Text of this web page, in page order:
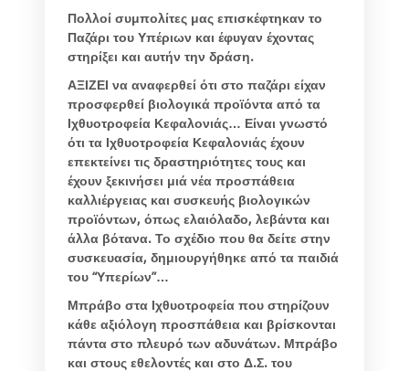
Πολλοί συμπολίτες μας επισκέφτηκαν το
Παζάρι του Υπέριων και έφυγαν έχοντας
στηρίξει και αυτήν την δράση.
ΑΞΙΖΕΙ να αναφερθεί ότι στο παζάρι είχαν
προσφερθεί βιολογικά προϊόντα από τα
Ιχθυοτροφεία Κεφαλονιάς… Είναι γνωστό
ότι τα Ιχθυοτροφεία Κεφαλονιάς έχουν
επεκτείνει τις δραστηριότητες τους και
έχουν ξεκινήσει μιά νέα προσπάθεια
καλλιέργειας και συσκευής βιολογικών
προϊόντων, όπως ελαιόλαδο, λεβάντα και
άλλα βότανα. Το σχέδιο που θα δείτε στην
συσκευασία, δημιουργήθηκε από τα παιδιά
του “Υπερίων”…
Μπράβο στα Ιχθυοτροφεία που στηρίζουν
κάθε αξιόλογη προσπάθεια και βρίσκονται
πάντα στο πλευρό των αδυνάτων. Μπράβο
και στους εθελοντές και στο Δ.Σ. του